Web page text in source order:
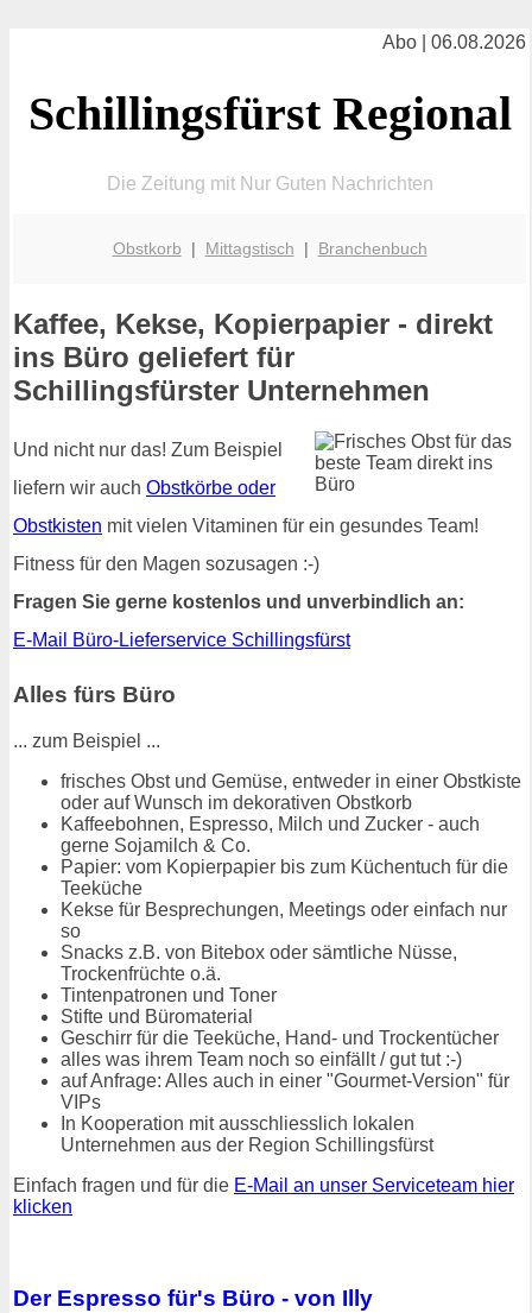
Abo | 06.08.2026
Schillingsfürst Regional
Die Zeitung mit Nur Guten Nachrichten
Obstkorb | Mittagstisch | Branchenbuch
Kaffee, Kekse, Kopierpapier - direkt
ins Büro geliefert für
Schillingsfürster Unternehmen
Und nicht nur das! Zum Beispiel
liefern wir auch Obstkörbe oder
Obstkisten mit vielen Vitaminen für ein gesundes Team!
Fitness für den Magen sozusagen :-)
Fragen Sie gerne kostenlos und unverbindlich an:
E-Mail Büro-Lieferservice Schillingsfürst
Alles fürs Büro
... zum Beispiel ...
frisches Obst und Gemüse, entweder in einer Obstkiste
oder auf Wunsch im dekorativen Obstkorb
Kaffeebohnen, Espresso, Milch und Zucker - auch
gerne Sojamilch & Co.
Papier: vom Kopierpapier bis zum Küchentuch für die
Teeküche
Kekse für Besprechungen, Meetings oder einfach nur
so
Snacks z.B. von Bitebox oder sämtliche Nüsse,
Trockenfrüchte o.ä.
Tintenpatronen und Toner
Stifte und Büromaterial
Geschirr für die Teeküche, Hand- und Trockentücher
alles was ihrem Team noch so einfällt / gut tut :-)
auf Anfrage: Alles auch in einer "Gourmet-Version" für
VIPs
In Kooperation mit ausschliesslich lokalen
Unternehmen aus der Region Schillingsfürst
Einfach fragen und für die E-Mail an unser Serviceteam hier
klicken
Der Espresso für's Büro - von Illy